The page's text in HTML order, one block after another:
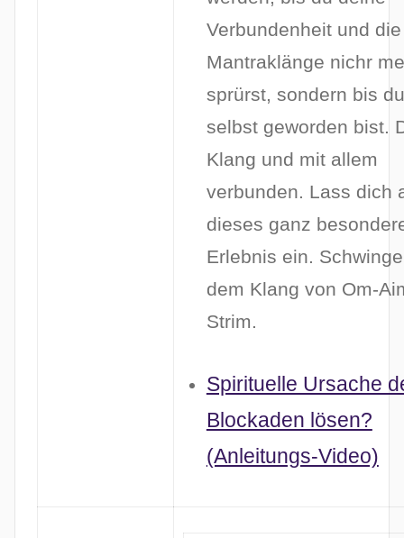
Verbundenheit und die
Mantraklänge nichr
sprürst, sondern bis
selbst geworden bist.
Klang und mit allem
verbunden. Lass dich
dieses ganz
Erlebnis ein.
dem Klang von Om-
Strim.
Spirituelle Ursache
Blockaden lösen?
(Anleitungs-Video)